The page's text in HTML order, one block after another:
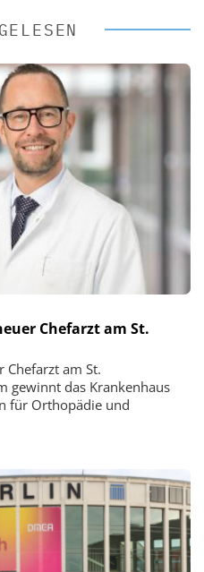
Chefarzt am St.
Chefarzt am St.
gewinnt das Krankenhaus
für Orthopädie und